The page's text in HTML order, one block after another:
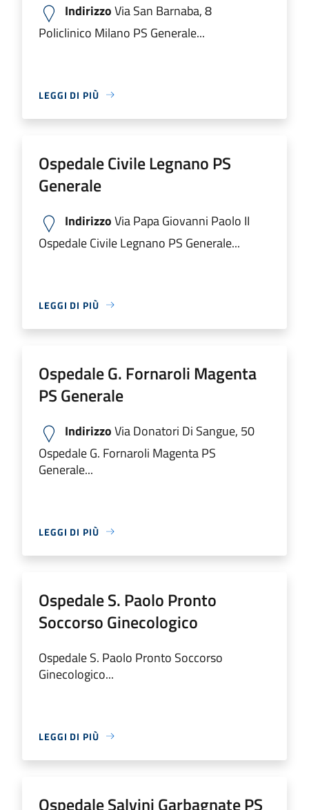
IndirizzoVia San Barnaba, 8
Policlinico Milano PS Generale...
LEGGI DI PIÙ
Ospedale Civile Legnano PS
Generale
IndirizzoVia Papa Giovanni Paolo II
Ospedale Civile Legnano PS Generale...
LEGGI DI PIÙ
Ospedale G. Fornaroli Magenta
PS Generale
IndirizzoVia Donatori Di Sangue, 50
Ospedale G. Fornaroli Magenta PS
Generale...
LEGGI DI PIÙ
Ospedale S. Paolo Pronto
Soccorso Ginecologico
Ospedale S. Paolo Pronto Soccorso
Ginecologico...
LEGGI DI PIÙ
Ospedale Salvini Garbagnate PS